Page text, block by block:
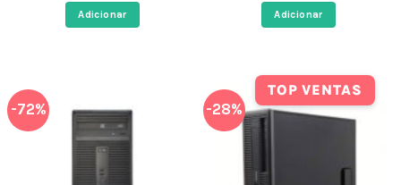
era:
588,00 €.
Adicionar
era:
317,00 €.
Adicionar
-72% -28%
TOP VENTAS